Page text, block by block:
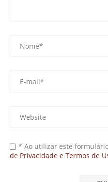
* Ao utilizar este
de Privacidade e Termos de